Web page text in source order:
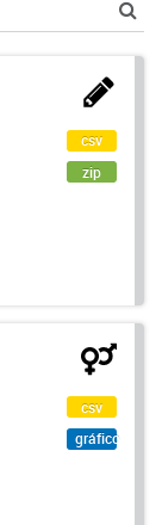
csv
zip
csv
gráfico